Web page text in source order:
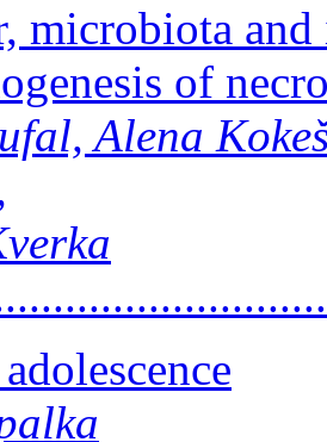
microbiota and
of
Alena